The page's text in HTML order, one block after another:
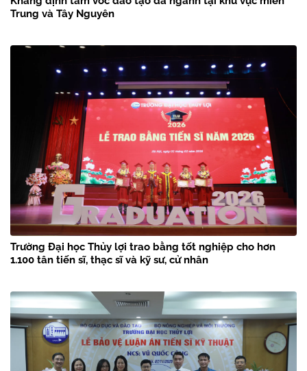
Trung và Tây Nguyên
Trường Đại học Thủy lợi trao bằng tốt nghiệp cho hơn
1.100 tân tiến sĩ, thạc sĩ và kỹ sư, cử nhân